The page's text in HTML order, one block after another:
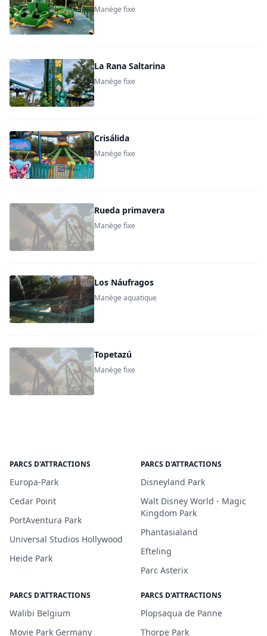
Manège fixe
La Rana Saltarina
Manège fixe
Crisálida
Manège fixe
Rueda primavera
Manège fixe
Los Náufragos
Manège aquatique
Topetazú
Manège fixe
PARCS D'ATTRACTIONS
Europa-Park
Cedar Point
PortAventura Park
Universal Studios Hollywood
Heide Park
PARCS D'ATTRACTIONS
Disneyland Park
Walt Disney World - Magic
Kingdom Park
Phantasialand
Efteling
Parc Asterix
PARCS D'ATTRACTIONS
Walibi Belgium
Movie Park Germany
PARCS D'ATTRACTIONS
Plopsaqua de Panne
Thorpe Park